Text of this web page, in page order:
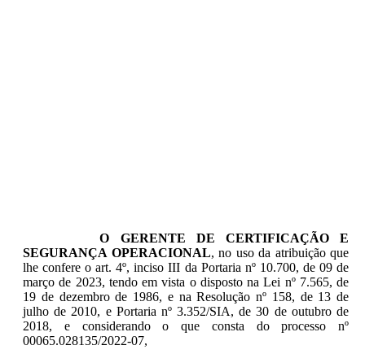
O GERENTE DE CERTIFICAÇÃO E
SEGURANÇA OPERACIONAL, no uso da atribuição que
lhe confere o art. 4º, inciso III da Portaria nº 10.700, de 09 de
março de 2023, tendo em vista o disposto na Lei nº 7.565, de
19 de dezembro de 1986, e na Resolução nº 158, de 13 de
julho de 2010, e Portaria nº 3.352/SIA, de 30 de outubro de
2018, e considerando o que consta do processo nº
00065.028135/2022-07,